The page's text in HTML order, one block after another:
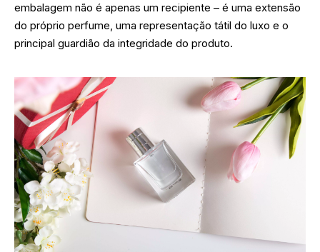
embalagem não é apenas um recipiente – é uma extensão
do próprio perfume, uma representação tátil do luxo e o
principal guardião da integridade do produto.